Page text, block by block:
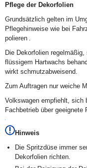
Pflege der Dekorfolien
Grundsätzlich gelten im
Pflegehinweise wie bei
polieren .
Die Dekorfolien
flüssigem Hartwachs
wirkt schmutzabweisend.
Zum Auftragen nur weiche
Volkswagen empfiehlt, sich
Fachbetrieb über
Hinweis
Die Spritzdüse immer
Dekorfolien richten.